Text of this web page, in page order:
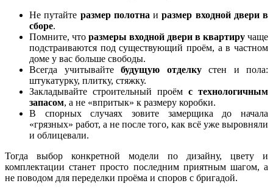
Не путайте размер полотна иразмер входной двери в
сборе.
Помните, что размеры входной двери в квартиру чаще
подстраиваются под существующий проём, а в частном
доме у вас больше свободы.
Всегда учитывайте будущую отделкустен и пола:
штукатурку, плитку, стяжку.
Закладывайте строительный проём с технологичным
запасом, а не «впритык» к размеру коробки.
В спорных случаях зовите замерщика до начала
«грязных» работ, а не после того, как всё уже выровняли
и облицевали.
Тогда выбор конкретной модели по дизайну, цвету и
комплектации станет просто последним приятным шагом, а
не поводом для переделки проёма и споров с бригадой.